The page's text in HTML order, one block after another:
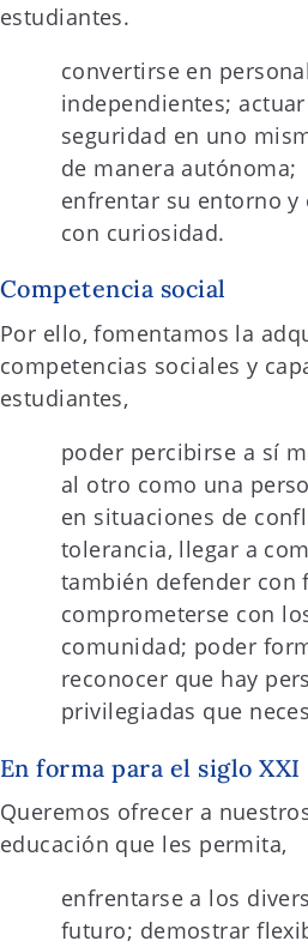
estudiantes.
convertirse en
independientes;
seguridad en uno
de manera autónoma;
enfrentar su entorno y
con curiosidad.
Competencia social
Por ello, fomentamos la
competencias sociales y
estudiantes,
poder percibirse a sí
al otro como una
en situaciones de
tolerancia, llegar a
también defender con
comprometerse con
comunidad; poder
reconocer que hay
privilegiadas que
En forma para el siglo XXI
Queremos ofrecer a
educación que les permita,
enfrentarse a los
futuro; demostrar